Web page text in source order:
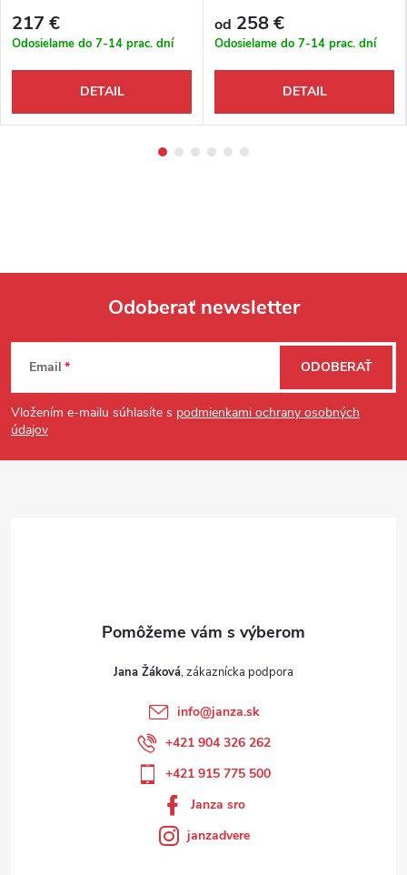
217 €
Odosielame do 7-14 prac. dní
DETAIL
od 258 €
Odosielame do 7-14 prac. dní
DETAIL
Zápätie
Odoberať newsletter
Email
Vložením e-mailu súhlasíte s podmienkami ochrany osobných
údajov
ODOBERAŤ
Jana Žáková
info@janza.sk
+421 904 326 262
+421 915 775 500
Janza sro
janzadvere